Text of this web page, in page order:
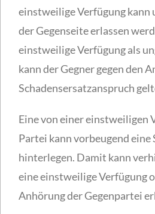
einstweilige Verfügung kann
der Gegenseite erlassen
einstweilige Verfügung als
kann der Gegner gegen den
Schadensersatzanspruch
Eine von einer einstweiligen
Partei kann vorbeugend
hinterlegen. Damit kann
eine einstweilige Verfügung
Anhörung der Gegenpartei